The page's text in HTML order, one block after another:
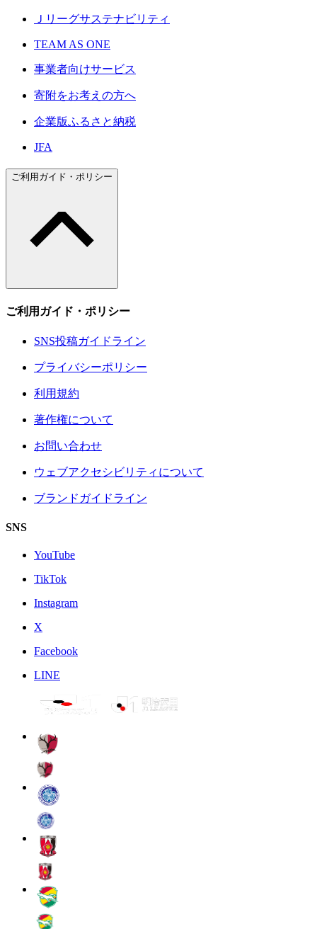
Ｊリーグサステナビリティ
TEAM AS ONE
事業者向けサービス
寄附をお考えの方へ
企業版ふるさと納税
JFA
ご利用ガイド・ポリシー
ご利用ガイド・ポリシー
SNS投稿ガイドライン
プライバシーポリシー
利用規約
著作権について
お問い合わせ
ウェブアクセシビリティについて
ブランドガイドライン
SNS
YouTube
TikTok
Instagram
X
Facebook
LINE